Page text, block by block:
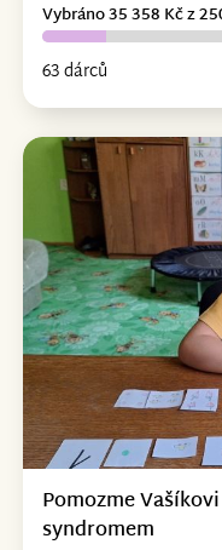
63 dárců
Vybráno 35 358 Kč z
Pomozme
syndromem